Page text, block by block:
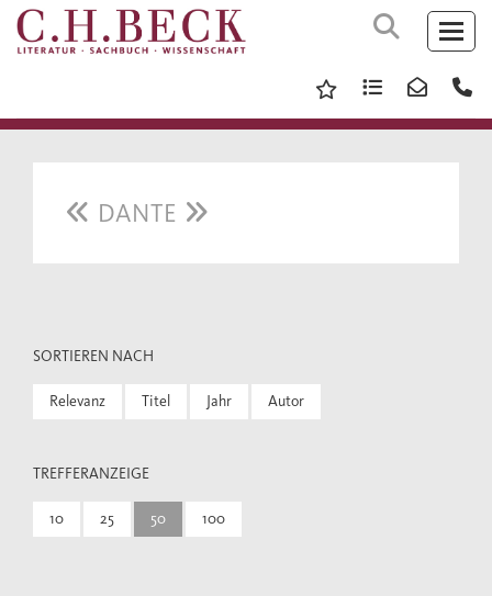
DANTE
SORTIEREN NACH
Relevanz Titel Jahr Autor
TREFFERANZEIGE
10 25 50 100